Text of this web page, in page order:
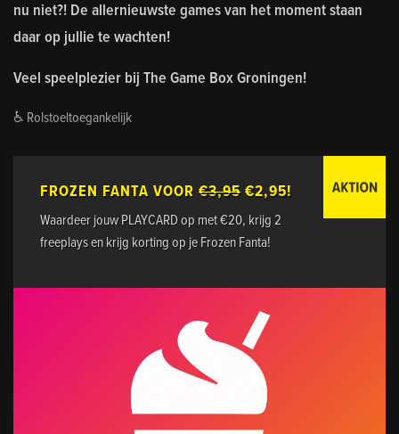
nu niet?! De allernieuwste games van het moment staan
daar op jullie te wachten!
Veel speelplezier bij The Game Box Groningen!
♿ Rolstoeltoegankelijk​​​​​​​​​​​​​​
FROZEN FANTA VOOR €3,95 €2,95!
Waardeer jouw PLAYCARD op met €20, krijg 2
freeplays en krijg korting op je Frozen Fanta!